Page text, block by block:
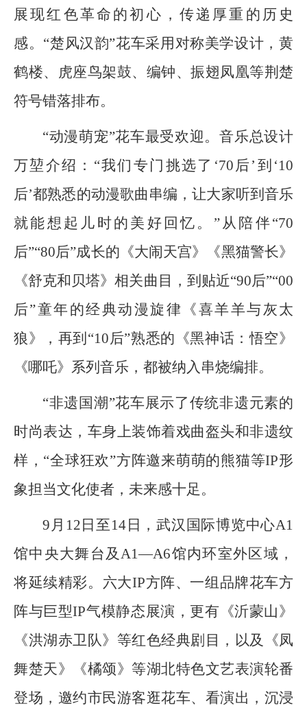
展现红色革命的初心，传递厚重的历史
感。“楚风汉韵”花车采用对称美学设计，黄
鹤楼、虎座鸟架鼓、编钟、振翅凤凰等荆楚
符号错落排布。
“动漫萌宠”花车最受欢迎。音乐总设计
万堃介绍：“我们专门挑选了‘70后’到‘10
后’都熟悉的动漫歌曲串编，让大家听到音乐
就能想起儿时的美好回忆。”从陪伴“70
后”“80后”成长的《大闹天宫》《黑猫警长》
《舒克和贝塔》相关曲目，到贴近“90后”“00
后”童年的经典动漫旋律《喜羊羊与灰太
狼》，再到“10后”熟悉的《黑神话：悟空》
《哪吒》系列音乐，都被纳入串烧编排。
“非遗国潮”花车展示了传统非遗元素的
时尚表达，车身上装饰着戏曲盔头和非遗纹
样，“全球狂欢”方阵邀来萌萌的熊猫等IP形
象担当文化使者，未来感十足。
9月12日至14日，武汉国际博览中心A1
馆中央大舞台及A1—A6馆内环室外区域，
将延续精彩。六大IP方阵、一组品牌花车方
阵与巨型IP气模静态展演，更有《沂蒙山》
《洪湖赤卫队》等红色经典剧目，以及《凤
舞楚天》《橘颂》等湖北特色文艺表演轮番
登场，邀约市民游客逛花车、看演出，沉浸